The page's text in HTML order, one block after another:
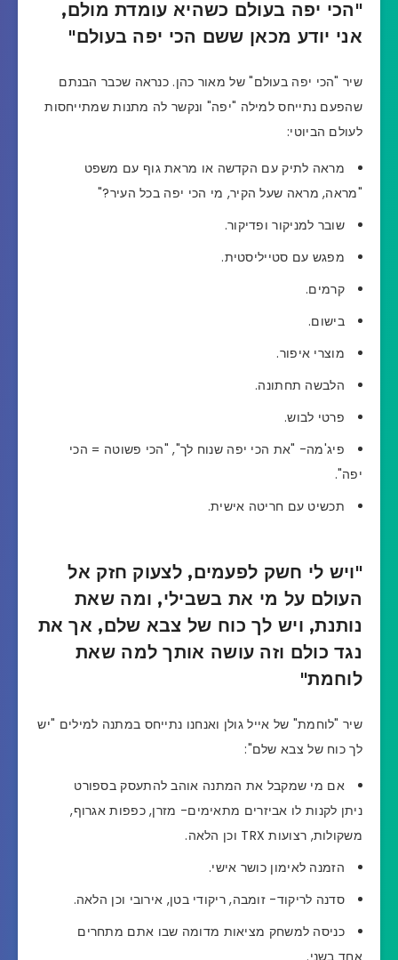
"הכי יפה בעולם כשהיא עומדת מולם,
אני יודע מכאן ששם הכי יפה בעולם"
שיר "הכי יפה בעולם" של מאור כהן. כנראה שכבר הבנתם
שהפעם נתייחס למילה "יפה" ונקשר לה מתנות שמתייחסות
לעולם הביוטי:
מראה לתיק עם הקדשה או מראת גוף עם משפט
"מראה, מראה שעל הקיר, מי הכי יפה בכל העיר?"
שובר למניקור ופדיקור.
מפגש עם סטייליסטית.
קרמים.
בישום.
מוצרי איפור.
הלבשה תחתונה.
פרטי לבוש.
פיג'מה- "את הכי יפה שנוח לך", "הכי פשוטה = הכי
יפה".
תכשיט עם חריטה אישית.
"ויש לי חשק לפעמים, לצעוק חזק אל
העולם על מי את בשבילי, ומה שאת
נותנת, ויש לך כוח של צבא שלם, אך את
נגד כולם וזה עושה אותך למה שאת
לוחמת"
שיר "לוחמת" של אייל גולן ואנחנו נתייחס במתנה למילים "יש
לך כוח של צבא שלם":
אם מי שמקבל את המתנה אוהב להתעסק בספורט
ניתן לקנות לו אביזרים מתאימים- מזרן, כפפות אגרוף,
משקולות, רצועות TRX וכן הלאה.
הזמנה לאימון כושר אישי.
סדנה לריקוד- זומבה, ריקודי בטן, אירובי וכן הלאה.
כניסה למשחק מציאות מדומה שבו אתם מתחרים